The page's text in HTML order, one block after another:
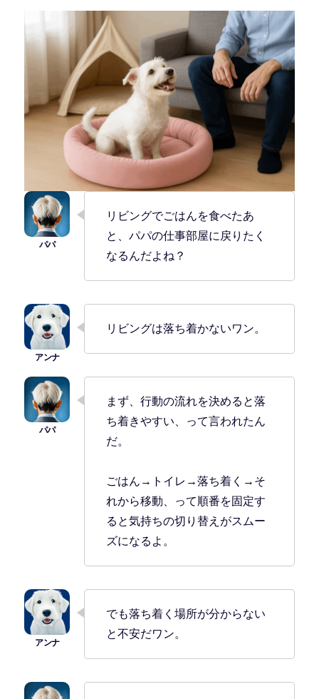
リビングでごはんを食べたあ
と、パパの仕事部屋に戻りたく
なるんだよね？
リビングは落ち着かないワン。
まず、行動の流れを決めると落
ち着きやすい、って言われたん
だ。
ごはん→トイレ→落ち着く→そ
れから移動、って順番を固定す
ると気持ちの切り替えがスムー
ズになるよ。
でも落ち着く場所が分からない
と不安だワン。